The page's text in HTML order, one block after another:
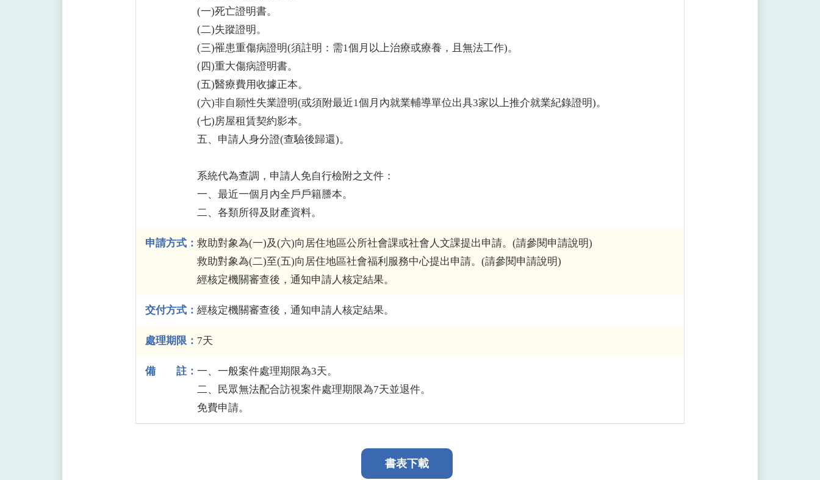
(一)死亡證明書。
(二)失蹤證明。
(三)罹患重傷病證明(須註明：需1個月以上治療或療養，且無法工作)。
(四)重大傷病證明書。
(五)醫療費用收據正本。
(六)非自願性失業證明(或須附最近1個月內就業輔導單位出具3家以上推介就業紀錄證明)。
(七)房屋租賃契約影本。
五、申請人身分證(查驗後歸還)。
系統代為查調，申請人免自行檢附之文件：
一、最近一個月內全戶戶籍謄本。
二、各類所得及財產資料。
申請方式： 救助對象為(一)及(六)向居住地區公所社會課或社會人文課提出申請。(請參閱申請說明)
救助對象為(二)至(五)向居住地區社會福利服務中心提出申請。(請參閱申請說明)
經核定機關審查後，通知申請人核定結果。
交付方式： 經核定機關審查後，通知申請人核定結果。
處理期限： 7天
備 註： 一、一般案件處理期限為3天。
二、民眾無法配合訪視案件處理期限為7天並退件。
免費申請。
書表下載